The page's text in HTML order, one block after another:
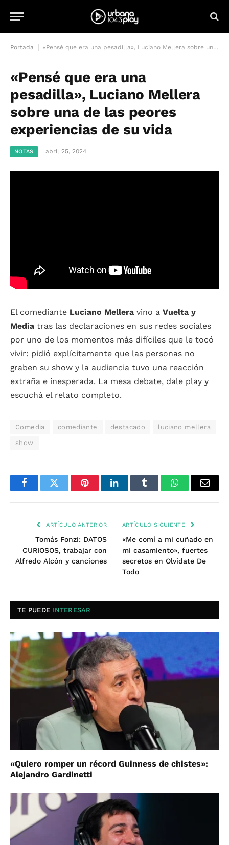
Portada «Pensé que era una pesadilla», Luciano Mellera sobre una de las peores experiencias de su vida
«Pensé que era una
pesadilla», Luciano Mellera
sobre una de las peores
experiencias de su vida
NOTAS abril 25, 2024
El comediante Luciano Mellera vino a Vuelta y
Media tras las declaraciones en sus redes sociales
por uno de los momentos más difíciles que le tocó
vivir: pidió explícitamente que las personas no
graben su show y la audiencia tuvo una reacción
extraña e inesperada. La mesa debate, dale play y
escuchá el relato completo.
Comedia comediante destacado luciano mellera
show
FacebookTwitter PinterestLinkedInTumblr WhatsAppEmail
ARTÍCULO ANTERIOR
Tomás Fonzi: DATOS
CURIOSOS, trabajar con
Alfredo Alcón y canciones
ARTÍCULO SIGUIENTE
«Me comí a mi cuñado en
mi casamiento», fuertes
secretos en Olvidate De
Todo
TE PUEDE INTERESAR
«Quiero romper un récord Guinness de chistes»:
Alejandro Gardinetti